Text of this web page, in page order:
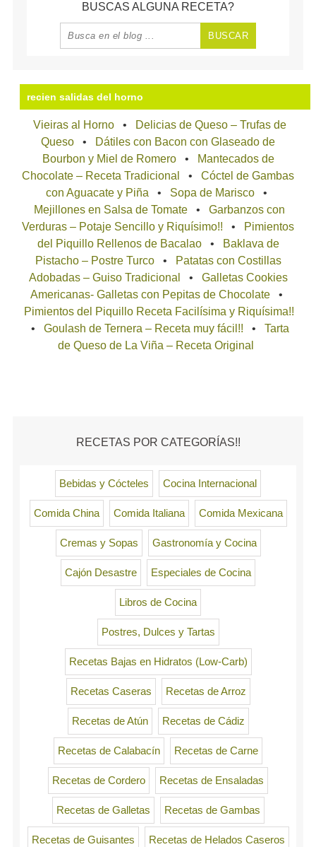
BUSCAS ALGUNA RECETA?
recien salidas del horno
Vieiras al Horno
Delicias de Queso – Trufas de
Queso
Dátiles con Bacon con Glaseado de
Bourbon y Miel de Romero
Mantecados de
Chocolate – Receta Tradicional
Cóctel de Gambas
con Aguacate y Piña
Sopa de Marisco
Mejillones en Salsa de Tomate
Garbanzos con
Verduras – Potaje Sencillo y Riquísimo!!
Pimientos
del Piquillo Rellenos de Bacalao
Baklava de
Pistacho – Postre Turco
Patatas con Costillas
Adobadas – Guiso Tradicional
Galletas Cookies
Americanas- Galletas con Pepitas de Chocolate
Pimientos del Piquillo Receta Facilísima y Riquísima!!
Goulash de Ternera – Receta muy fácil!!
Tarta
de Queso de La Viña – Receta Original
RECETAS POR CATEGORÍAS!!
Bebidas y Cócteles Cocina Internacional
Comida China Comida Italiana Comida Mexicana
Cremas y Sopas Gastronomía y Cocina
Cajón Desastre Especiales de Cocina
Libros de Cocina
Postres, Dulces y Tartas
Recetas Bajas en Hidratos (Low-Carb)
Recetas Caseras Recetas de Arroz
Recetas de Atún Recetas de Cádiz
Recetas de Calabacín Recetas de Carne
Recetas de Cordero Recetas de Ensaladas
Recetas de Galletas Recetas de Gambas
Recetas de Guisantes Recetas de Helados Caseros